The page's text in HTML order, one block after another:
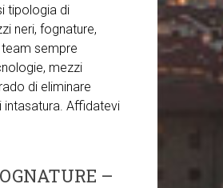
tipologia di
neri, fognature,
sempre
mezzi
di eliminare
intasatura. Affidatevi
–